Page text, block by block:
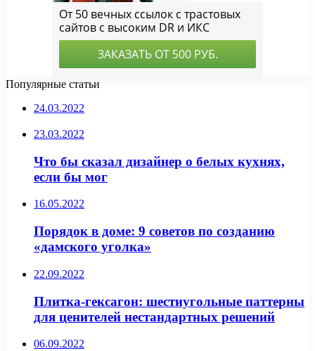
Популярные статьи
24.03.2022
23.03.2022
Что бы сказал дизайнер о белых кухнях,
если бы мог
16.05.2022
Порядок в доме: 9 советов по созданию
«дамского уголка»
22.09.2022
Плитка-гексагон: шестиугольные паттерны
для ценителей нестандартных решений
06.09.2022